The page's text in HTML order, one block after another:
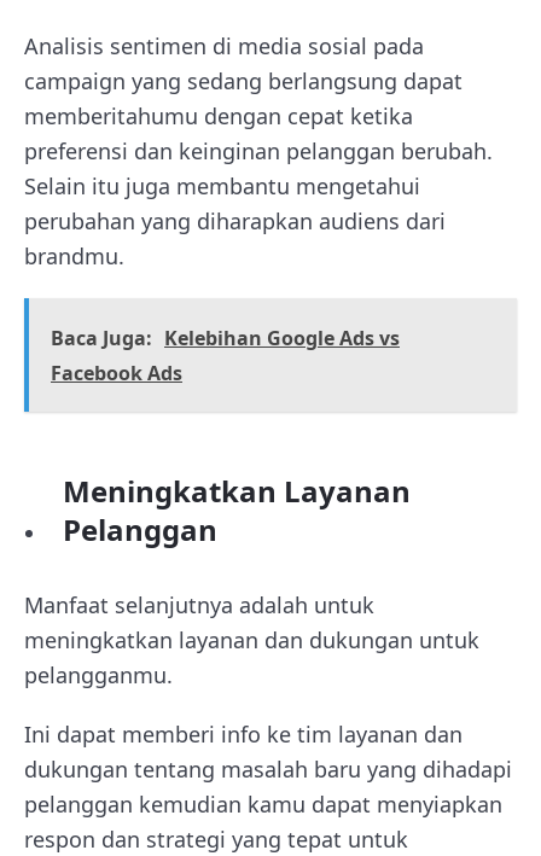
Analisis sentimen di media sosial pada
campaign yang sedang berlangsung dapat
memberitahumu dengan cepat ketika
preferensi dan keinginan pelanggan berubah.
Selain itu juga membantu mengetahui
perubahan yang diharapkan audiens dari
brandmu.
Baca Juga: Kelebihan Google Ads vs
Facebook Ads
Meningkatkan Layanan
Pelanggan
Manfaat selanjutnya adalah untuk
meningkatkan layanan dan dukungan untuk
pelangganmu.
Ini dapat memberi info ke tim layanan dan
dukungan tentang masalah baru yang dihadapi
pelanggan kemudian kamu dapat menyiapkan
respon dan strategi yang tepat untuk